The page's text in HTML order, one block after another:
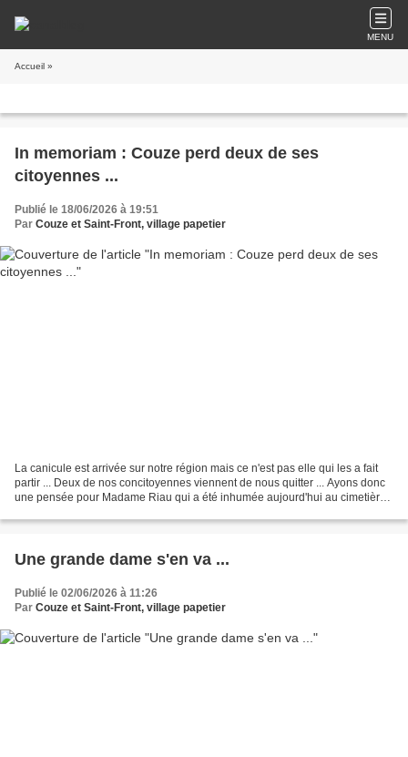
MENU
Accueil »
In memoriam : Couze perd deux de ses
citoyennes ...
Publié le 18/06/2026 à 19:51
Par Couze et Saint-Front, village papetier
La canicule est arrivée sur notre région mais ce n'est pas elle qui les a fait
partir ... Deux de nos concitoyennes viennent de nous quitter ... Ayons donc
une pensée pour Madame Riau qui a été inhumée aujourd'hui au cimetière
Une grande dame s'en va ...
Publié le 02/06/2026 à 11:26
Par Couze et Saint-Front, village papetier